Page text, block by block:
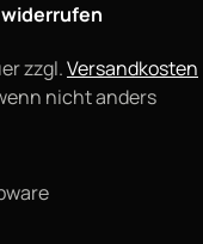
zzgl.Versandkosten
nicht anders